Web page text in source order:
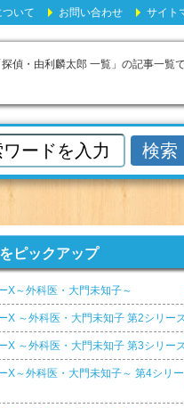
偵・由利麟太郎 一覧」の記事一覧
ピックアップ
X～外科医・大門未知子～
X ～外科医・大門未知子 第2シリー
X ～外科医・大門未知子 第3シリー
X～外科医・大門未知子～ 第4シリー
ついて お問い合わせ サイト